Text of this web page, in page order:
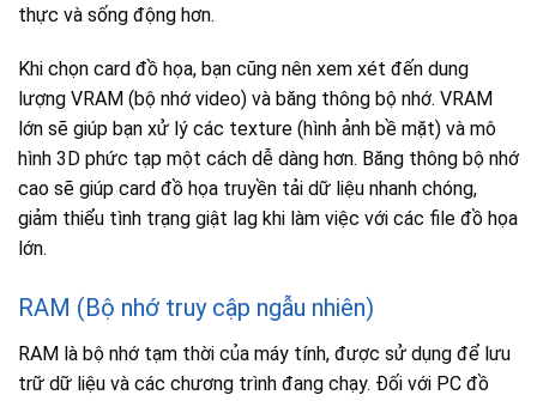
thực và sống động hơn.
Khi chọn card đồ họa, bạn cũng nên xem xét đến dung
lượng VRAM (bộ nhớ video) và băng thông bộ nhớ. VRAM
lớn sẽ giúp bạn xử lý các texture (hình ảnh bề mặt) và mô
hình 3D phức tạp một cách dễ dàng hơn. Băng thông bộ nhớ
cao sẽ giúp card đồ họa truyền tải dữ liệu nhanh chóng,
giảm thiểu tình trạng giật lag khi làm việc với các file đồ họa
lớn.
RAM (Bộ nhớ truy cập ngẫu nhiên)
RAM là bộ nhớ tạm thời của máy tính, được sử dụng để lưu
trữ dữ liệu và các chương trình đang chạy. Đối với PC đồ